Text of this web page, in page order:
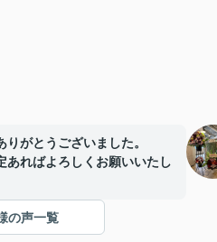
りがとうございました。
あればよろしくお願いいたし
の声一覧